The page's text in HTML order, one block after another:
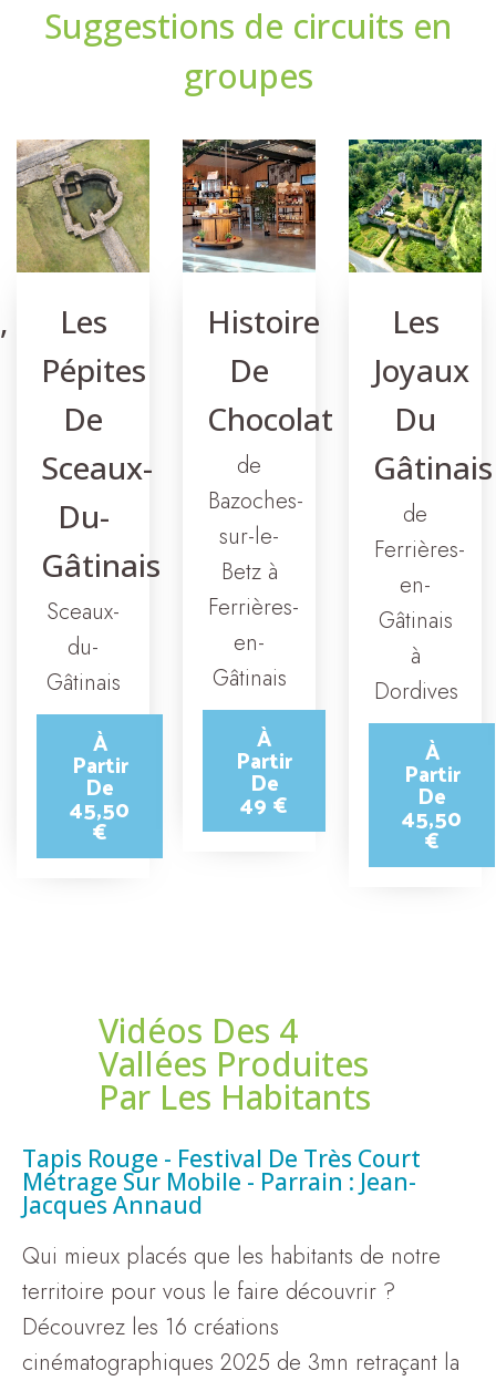
Suggestions de circuits en
groupes
Les
Pépites
De
Sceaux-
Du-
Gâtinais
Sceaux-
du-
Gâtinais
À
Partir
De
45,50
€
Histoire
De
Chocolat
de
Bazoches-
sur-le-
Betz à
Ferrières-
en-
Gâtinais
À
Partir
De
49 €
Les
Joyaux
Du
Gâtinais
de
Ferrières-
en-
Gâtinais
à
Dordives
À
Partir
De
45,50
€
Vidéos Des 4
Vallées Produites
Par Les Habitants
Tapis Rouge - Festival De Très Court
Métrage Sur Mobile - Parrain : Jean-
Jacques Annaud
Qui mieux placés que les habitants de notre
territoire pour vous le faire découvrir ?
Découvrez les 16 créations
cinématographiques 2025 de 3mn retraçant la